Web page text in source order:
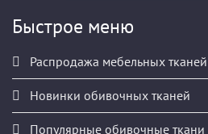
Быстрое меню
Распродажа мебельных тканей
Новинки обивочных тканей
Популярные обивочные ткани